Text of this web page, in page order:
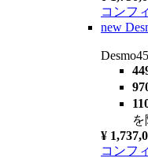
コンフ
new
を
¥
コンフ